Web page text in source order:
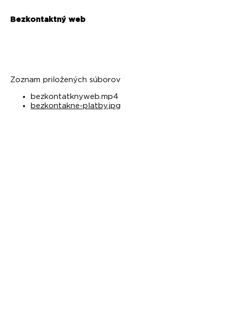
Bezkontaktný web
Zoznam priložených súborov
bezkontatknyweb.mp4
bezkontakne-platby.jpg